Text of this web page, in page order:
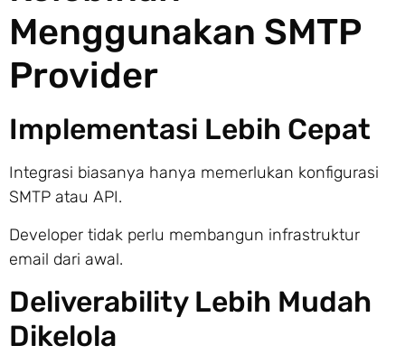
Menggunakan SMTP
Provider
Implementasi Lebih Cepat
Integrasi biasanya hanya memerlukan konfigurasi
SMTP atau API.
Developer tidak perlu membangun infrastruktur
email dari awal.
Deliverability Lebih Mudah
Dikelola